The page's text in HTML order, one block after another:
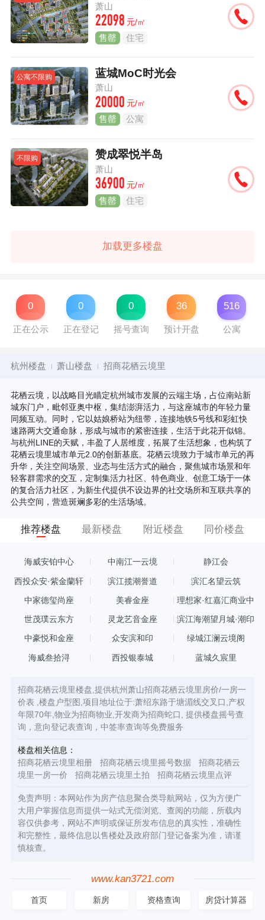
萧山
22098 元/㎡
售罄 住宅
公寓不限购 蓝城MoC时光会
萧山
20000 元/㎡
售罄 公寓
不限购 赞成翠悦半岛
萧山
36900 元/㎡
售罄 住宅
加载更多楼盘
0
正在公示
0
正在登记
0
摇号查询
36
预计开盘
516
公寓
杭州楼盘 萧山楼盘 招商花栖云境里
花栖云境，以战略目光瞄定杭州城市发展的云端主场，占位南站新
城东门户，毗邻亚奥中枢，集结澎湃活力，与这座城市的年轻力量
同频互动。同时，它以姑娘桥站为纽带，连接地铁5号线和彩虹快
速路两大交通命脉，形成与城市的紧密连接，生活于此花开似锦。
与杭州LINE的天赋，丰盈了人居维度，拓展了生活想象，也构筑了
花栖云境里城市单元2.0的创新基底。花栖云境致力于城市单元的再
升华，关注空间场景、业态与生活方式的融合，聚焦城市场景和年
轻客群需求的交互，定制集活力社区、特色商业、创意工场于一体
的复合活力社区，为新生代提供不设边界的社交场所和互联共享的
公共空间，营造斑斓多彩的生活场域。
推荐楼盘 最新楼盘 附近楼盘 同价楼盘
海威安铂中心 中南江一云境 静江会
西投众安·紫金蘭轩 滨江揽潮誉道 滨汇名望云筑
中家德玺尚座 美睿金座
理想家·红嘉汇商业中
世茂璞云东方 灵龙艺音金座 滨江海潮望月城·潮印
中豪悦和金座 众安滨和印 绿城江澜云境阁
海威叁拾浔 西投银泰城 蓝城久宸里
招商花栖云境里楼盘,提供杭州萧山招商花栖云境里房价/一房一
价表 ,楼盘户型图,项目地址位于:萧绍东路于塘湄线交叉口,产权
年限70年,物业为招商物业,开发商为招商蛇口, 提供楼盘摇号查
询，意向登记表查询，中签率查询等免费服务
楼盘相关信息：
招商花栖云境里相册
招商花栖云境里摇号数据
招商花栖云
境里一房一价
招商花栖云境里土拍 招商花栖云境里点评
免责声明：本网站作为房产信息聚合类导航网站，仅为方便广
大用户掌握信息而提供一站式无偿浏览、查阅的功能，所载内
容仅供参考，网站不声明或保证所发布信息的真实性，准确性
和完整性，最终信息以售楼处及政府部门登记备案为准，请谨
慎核查。
www.kan3721.com
首页 新房 资格查询 房贷计算器